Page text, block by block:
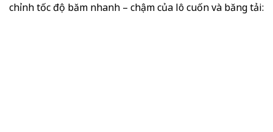
chỉnh tốc độ băm nhanh – chậm của lô cuốn và băng tải: